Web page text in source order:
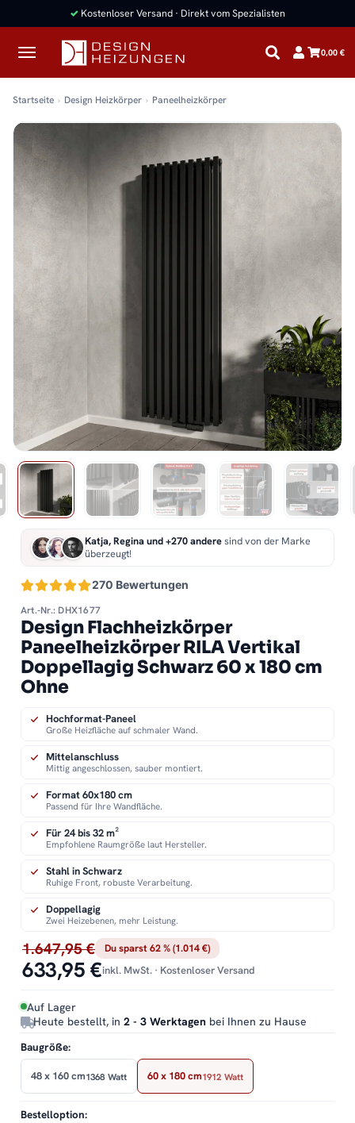
✓ Kostenloser Versand · Direkt vom Spezialisten
0,00 €
Startseite Design Heizkörper Paneelheizkörper
270 Bewertungen
Katja, Regina und +270 anderesind von der Marke
überzeugt!
Art.-Nr.: DHX1677
Design Flachheizkörper
Paneelheizkörper RILA Vertikal
Doppellagig Schwarz 60 x 180 cm
Ohne
1.647,95 € Du sparst 62 % (1.014 €)
633,95 €inkl. MwSt. · Kostenloser Versand
Auf Lager
Heute bestellt, in 2 - 3 Werktagen bei Ihnen zu Hause
Hochformat-Paneel
Große Heizfläche auf schmaler Wand.
Mittelanschluss
Mittig angeschlossen, sauber montiert.
Format 60x180 cm
Passend für Ihre Wandfläche.
Für 24 bis 32 m²
Empfohlene Raumgröße laut Hersteller.
Stahl in Schwarz
Ruhige Front, robuste Verarbeitung.
Doppellagig
Zwei Heizebenen, mehr Leistung.
Baugröße:
48 x 160 cm1368 Watt 60 x 180 cm1912 Watt
Bestelloption: